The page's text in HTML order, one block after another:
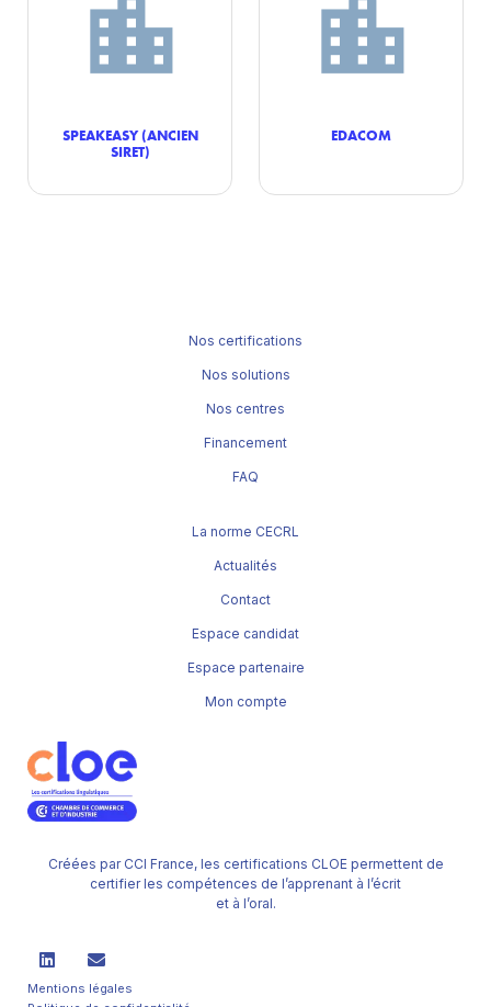
SPEAKEASY (ANCIEN
SIRET)
EDACOM
Créées par CCI France, les certifications CLOE permettent de
certifier les compétences de l’apprenant à l’écrit
et à l’oral.
Mentions légales
Nos certifications
Nos solutions
Nos centres
Financement
FAQ
La norme CECRL
Actualités
Contact
Espace candidat
Espace partenaire
Mon compte